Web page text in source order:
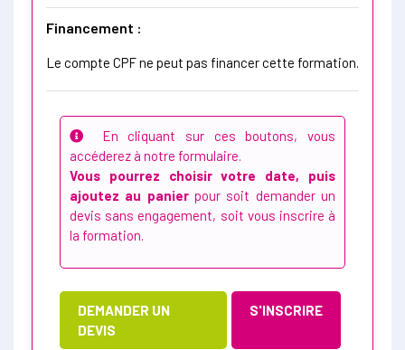
Financement :
Le compte CPF ne peut pas financer cette formation.
En cliquant sur ces boutons, vous
accéderez à notre formulaire.
Vous pourrez choisir votre date, puis
ajoutez au panierpour soit demander un
devis sans engagement, soit vous inscrire à
la formation.
DEMANDER UN
DEVIS
S'INSCRIRE